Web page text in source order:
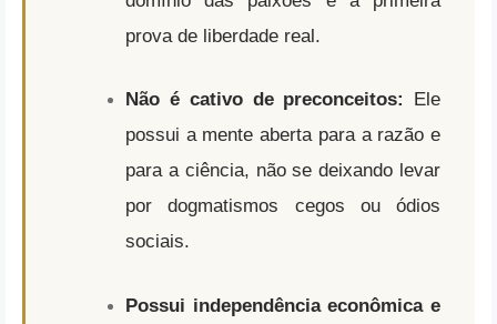
prova de liberdade real.
Não é cativo de preconceitos:
Ele
possui a mente aberta para a razão e
para a ciência, não se deixando levar
por dogmatismos cegos ou ódios
sociais.
Possui independência econômica e